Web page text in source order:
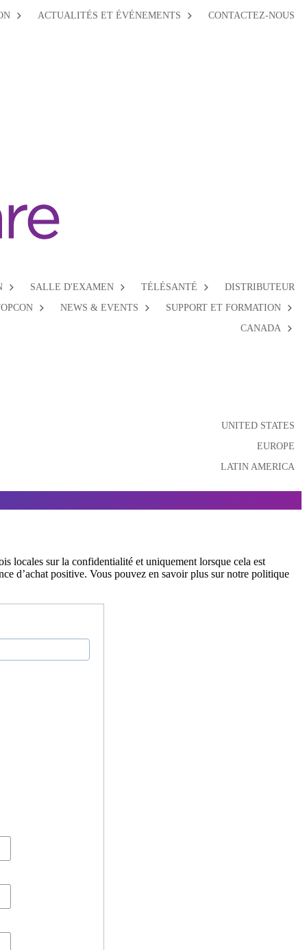
ACTUALITÉS ET ÉVÉNEMENTS CONTACTEZ-NOUS
SALLE D'EXAMEN TÉLÉSANTÉ
DISTRIBUTEUR
NEWS & EVENTS
SUPPORT ET FORMATION
CANADA
UNITED STATES
EUROPE
LATIN AMERICA
locales sur la confidentialité et uniquement lorsque cela est
d’achat positive. Vous pouvez en savoir plus sur notre politique